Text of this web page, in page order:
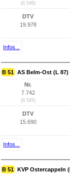
(6.546)
DTV
19.978
Infos...
B 51 AS Belm-Ost (L
Nr.
7.742
(6.545)
DTV
15.690
Infos...
B 51 KVP Ostercappeln